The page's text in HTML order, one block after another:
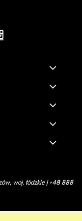
woj. łódzkie |+48 888